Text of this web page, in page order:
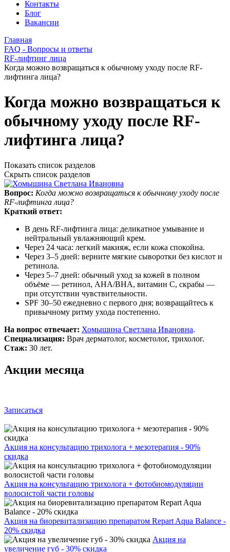
Контакты
Блог
Вакансии
Главная
FAQ - Вопросы и ответы
RF-лифтинг лица
Когда можно возвращаться к обычному уходу после RF-
лифтинга лица?
Когда можно возвращаться к
обычному уходу после RF-
лифтинга лица?
Показать список разделов
Скрыть список разделов
Вопрос: Когда можно возвращаться к обычному уходу после
RF-лифтинга лица?
Краткий ответ:
В день RF-лифтинга лица: деликатное умывание и
нейтральный увлажняющий крем.
Через 24 часа: легкий макияж, если кожа спокойна.
Через 3–5 дней: верните мягкие сыворотки без кислот и
ретинола.
Через 5–7 дней: обычный уход за кожей в полном
объёме — ретинол, AHA/BHA, витамин C, скрабы —
при отсутствии чувствительности.
SPF 30–50 ежедневно с первого дня; возвращайтесь к
привычному ритму ухода постепенно.
На вопрос отвечает: Хомышина Светлана Ивановна.
Специализация: Врач дерматолог, косметолог, трихолог.
Стаж: 30 лет.
Акции месяца
Записаться
Акция на консультацию трихолога + мезотерапия - 90%
скидка
Акция на консультацию трихолога + фотобиомодуляции
волосистой части головы
Акция на биоревитализацию препаратом Repart Aqua Balance -
20% скидка
Акция на
увеличение губ - 30% скидка